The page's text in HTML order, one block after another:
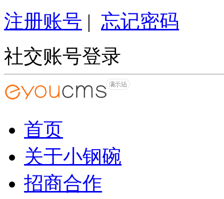
注册账号 | 忘记密码
社交账号登录
首页
关于小钢碗
招商合作